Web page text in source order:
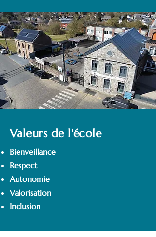
Valeurs de l'école
Bienveillance
Respect
Autonomie
Valorisation
Inclusion